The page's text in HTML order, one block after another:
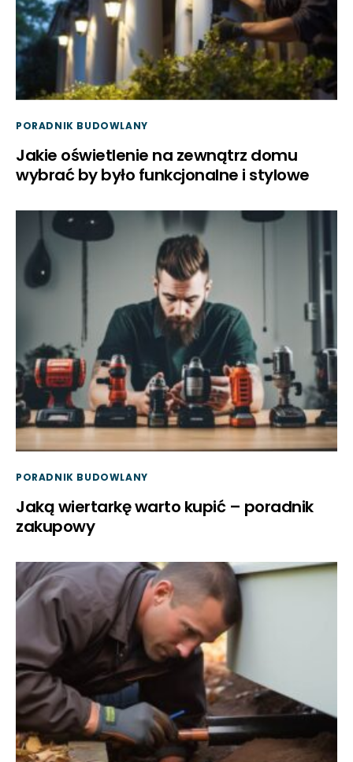
PORADNIK BUDOWLANY
Jakie oświetlenie na zewnątrz domu
wybrać by było funkcjonalne i stylowe
PORADNIK BUDOWLANY
Jaką wiertarkę warto kupić – poradnik
zakupowy